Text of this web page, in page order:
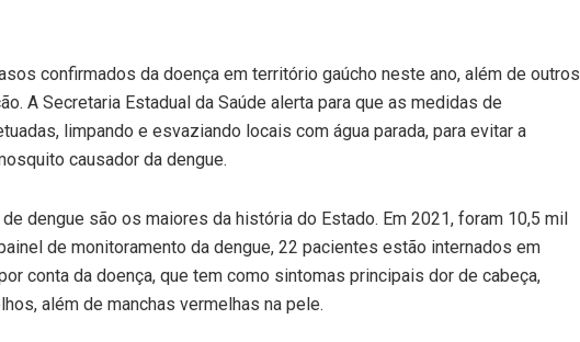
confirmados da doença em território gaúcho neste ano, além de outros
A Secretaria Estadual da Saúde alerta para que as medidas de
limpando e esvaziando locais com água parada, para evitar a
causador da dengue.
dengue são os maiores da história do Estado. Em 2021, foram 10,5 mil
de monitoramento da dengue, 22 pacientes estão internados em
conta da doença, que tem como sintomas principais dor de cabeça,
além de manchas vermelhas na pele.